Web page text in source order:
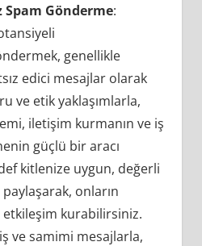
Spam Gönderme:
genellikle
edici mesajlar olarak
ve etik yaklaşımlarla,
iletişim kurmanın ve iş
güçlü bir aracı
kitlenize uygun, değerli
onların
kurabilirsiniz.
ve samimi mesajlarla,